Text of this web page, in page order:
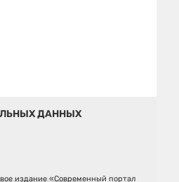
ДАННЫХ
издание «Современный портал